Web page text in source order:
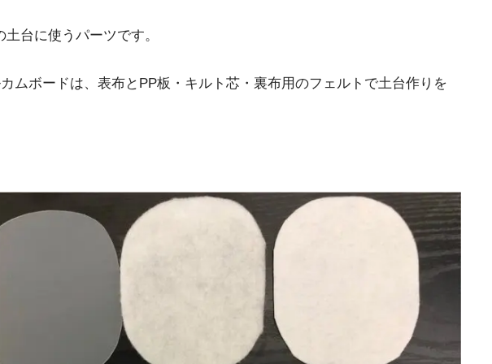
台に使うパーツです。
ムボードは、表布とPP板・キルト芯・裏布用のフェルトで土台作りを